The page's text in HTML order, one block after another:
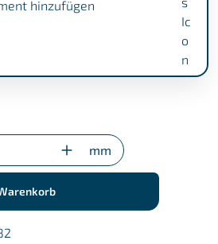
hinzufügen
(nur bei Sonderzuschnitten)
mm